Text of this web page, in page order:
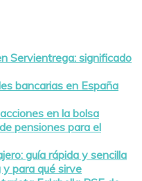
Servientrega: significado
bancarias en España
en la bolsa
pensiones para el
guía rápida y sencilla
para qué sirve